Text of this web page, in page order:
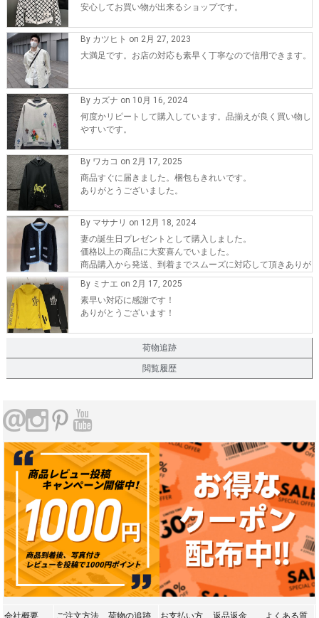
荷物追跡
閲覧履歴
安心してお買い物が出来るショップです。
By カツヒト on 2月 27, 2023
大満足です。お店の対応も素早く丁寧なので信用できます。
By カズナ on 10月 16, 2024
何度かリピートして購入しています。品揃えが良く買い物し
やすいです。
By ワカコ on 2月 17, 2025
商品すぐに届きました。梱包もきれいです。
ありがとうございました。
By マサナリ on 12月 18, 2024
妻の誕生日プレゼントとして購入しました。
価格以上の商品に大変喜んでいました。
商品購入から発送、到着までスムーズに対応して頂きありが
とうございます。
また、機会が有れば購入したいです。
By ミナエ on 2月 17, 2025
素早い対応に感謝です！
ありがとうございます！